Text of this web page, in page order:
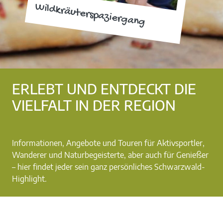
Wildkräuterspaziergang
ERLEBT UND ENTDECKT DIE
VIELFALT IN DER REGION
Informationen, Angebote und Touren für Aktivsportler,
Wanderer und Naturbegeisterte, aber auch für Genießer
– hier findet jeder sein ganz persönliches Schwarzwald-
Highlight.